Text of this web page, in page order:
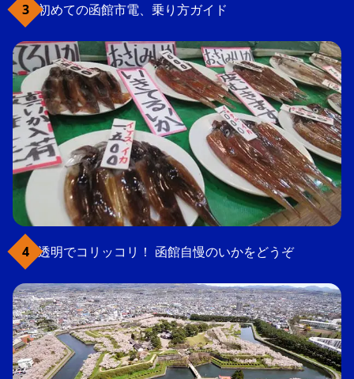
初めての函館市電、乗り方ガイド
透明でコリッコリ！ 函館自慢のいかをどうぞ